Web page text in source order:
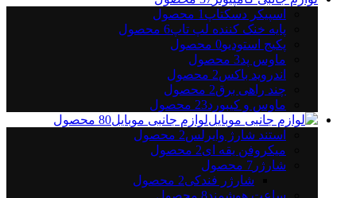
اسپیکر دسکتاپ 1 محصول
پایه خنک کننده لپ تاپ6 محصول
پکیج استودیو0 محصول
ماوس پد3 محصول
اندروید باکس2 محصول
چند راهی برق2 محصول
ماوس و کیبورد23 محصول
لوازم جانبی موبایل80 محصول
استند شارژ وایرلس2 محصول
میکروفن یقه ای2 محصول
شارژر 7 محصول
شارژر فندکی2 محصول
ساعت هوشمند8 محصول